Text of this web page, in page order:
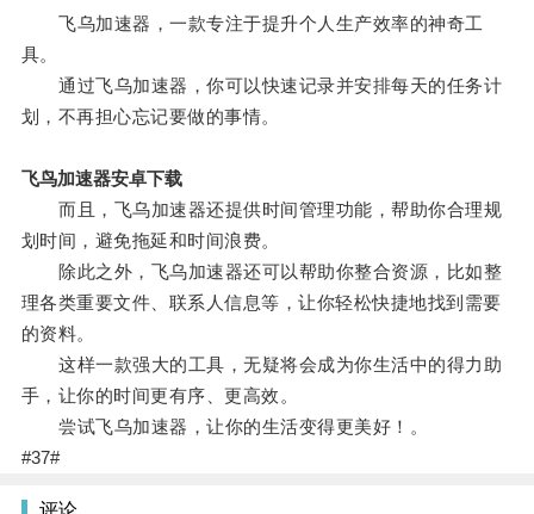
飞乌加速器，一款专注于提升个人生产效率的神奇工
具。
通过飞乌加速器，你可以快速记录并安排每天的任务计
划，不再担心忘记要做的事情。
飞鸟加速器安卓下载
而且，飞乌加速器还提供时间管理功能，帮助你合理规
划时间，避免拖延和时间浪费。
除此之外，飞乌加速器还可以帮助你整合资源，比如整
理各类重要文件、联系人信息等，让你轻松快捷地找到需要
的资料。
这样一款强大的工具，无疑将会成为你生活中的得力助
手，让你的时间更有序、更高效。
尝试飞乌加速器，让你的生活变得更美好！。
#37#